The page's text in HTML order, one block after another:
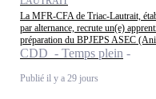
La MFR-CFA de Triac-Lautrait,
par alternance, recrute un(e)
préparation du BPJEPS ASEC
CDD - Temps plein
Publié il y a 29 jours